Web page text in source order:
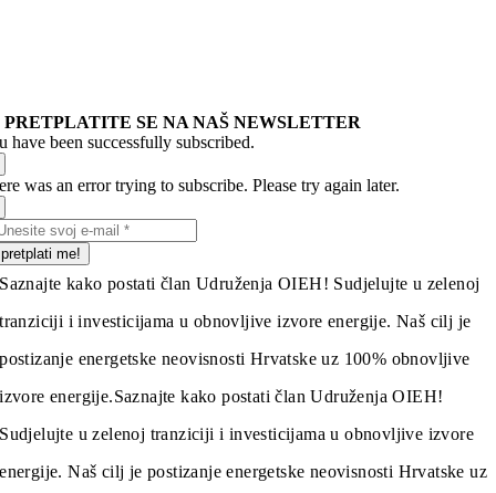
PRETPLATITE SE NA NAŠ NEWSLETTER
have been successfully subscribed.
was an error trying to subscribe. Please try again later.
pretplati me!
Saznajte kako postati član Udruženja OIEH! Sudjelujte u zelenoj
tranziciji i investicijama u obnovljive izvore energije. Naš cilj je
postizanje energetske neovisnosti Hrvatske uz 100% obnovljive
izvore energije.Saznajte kako postati član Udruženja OIEH!
Sudjelujte u zelenoj tranziciji i investicijama u obnovljive izvore
energije. Naš cilj je postizanje energetske neovisnosti Hrvatske uz